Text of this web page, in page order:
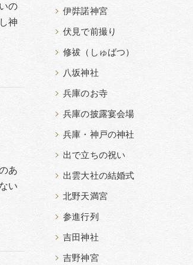
の
神
あ
い
伊弉諾神宮
伏見で前撮り
修祓（しゅばつ）
八坂神社
兵庫のお寺
兵庫の披露宴会場
兵庫・神戸の神社
出で立ちの祝い
出雲大社の結婚式
北野天満宮
参進行列
吉田神社
吉野神宮